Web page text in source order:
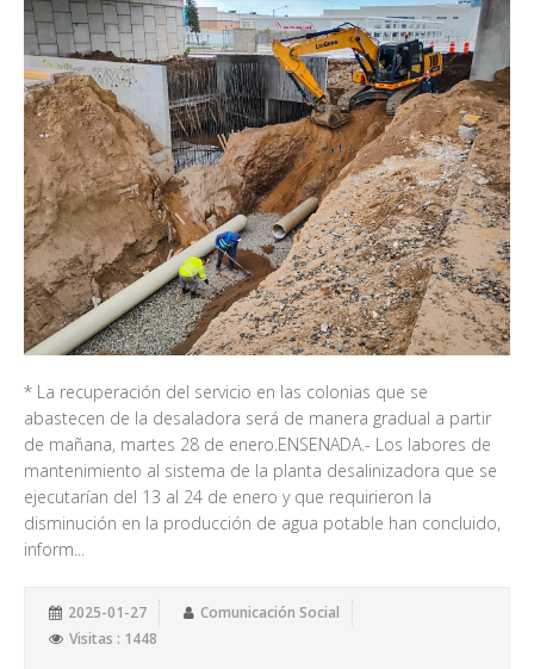
* La recuperación del servicio en las colonias que se
abastecen de la desaladora será de manera gradual a partir
de mañana, martes 28 de enero.ENSENADA.- Los labores de
mantenimiento al sistema de la planta desalinizadora que se
ejecutarían del 13 al 24 de enero y que requirieron la
disminución en la producción de agua potable han concluido,
inform...
2025-01-27
Comunicación Social
Visitas : 1448